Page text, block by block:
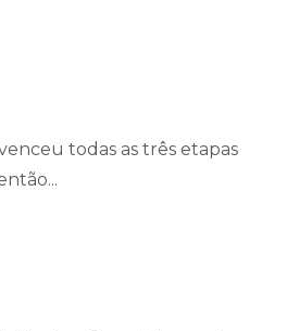
todas as três etapas